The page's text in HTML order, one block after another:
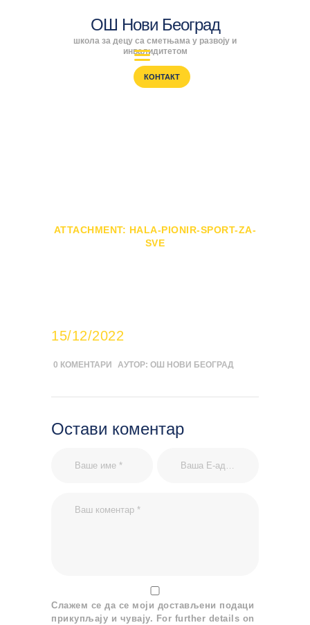
ОШ Нови Београд
школа за децу са сметњама у развоју и
инвалидитетом
КОНТАКТ
ATTACHMENT: HALA-PIONIR-SPORT-ZA-
SVE
ОШ Нови Београд
школа за децу са сметњама у развоју и инвалидитетом
ШКОЛА
15/12/2022
0 КОМЕНТАРИ АУТОР: ОШ НОВИ БЕОГРАД
Остави коментар
Слажем се да се моји достављени подаци
прикупљају и чувају. For further details on